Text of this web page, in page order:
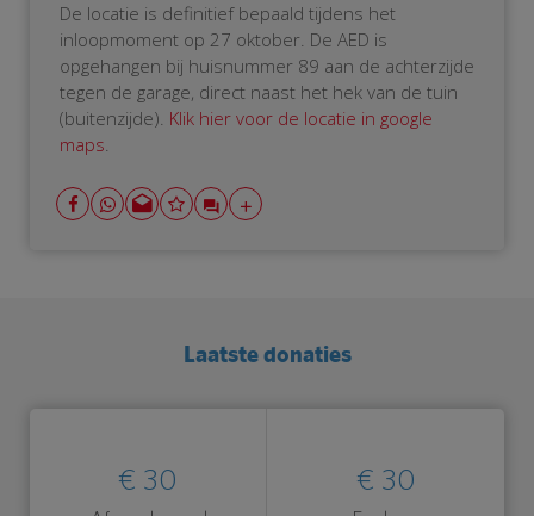
De locatie is definitief bepaald tijdens het
inloopmoment op 27 oktober. De AED is
opgehangen bij huisnummer 89 aan de achterzijde
tegen de garage, direct naast het hek van de tuin
(buitenzijde). Klik hier voor de locatie in google
maps.
Laatste donaties
€ 30 € 30